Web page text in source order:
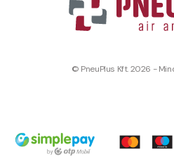
© PneuPlus Kft. 2026 -